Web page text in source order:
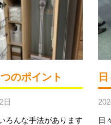
のポイント
日
ろんな手法があります
日